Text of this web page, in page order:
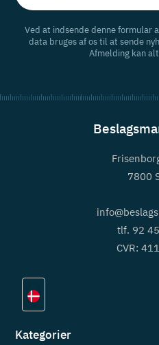
Ved at indsende denne formular
data bruges af os til at sende
Afmelding kan
7800
tlf. 92
CVR:
Kategorier